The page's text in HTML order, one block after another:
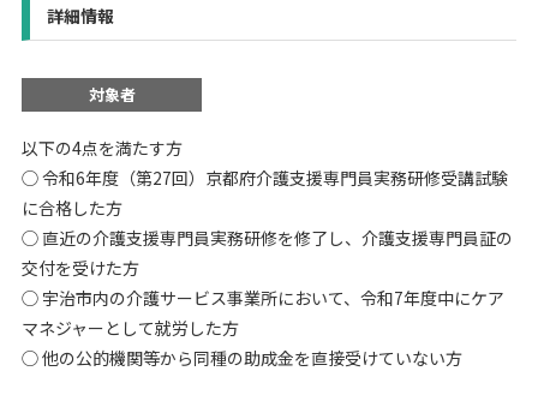
詳細情報
対象者
以下の4点を満たす方
◯ 令和6年度（第27回）京都府介護支援専門員実務研修受講試験
に合格した方
◯ 直近の介護支援専門員実務研修を修了し、介護支援専門員証の
交付を受けた方
◯ 宇治市内の介護サービス事業所において、令和7年度中にケア
マネジャーとして就労した方
◯ 他の公的機関等から同種の助成金を直接受けていない方